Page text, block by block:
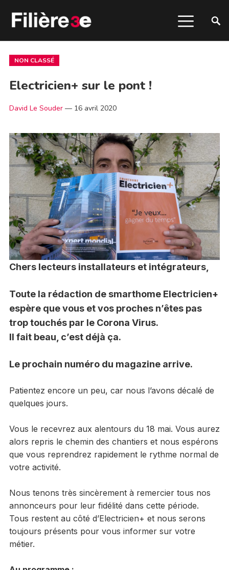
NON CLASSÉ
Electricien+ sur le pont !
David Le Souder— 16 avril 2020
Chers lecteurs installateurs et intégrateurs,
Toute la rédaction de smarthome Electricien+
espère que vous et vos proches n’êtes pas
trop touchés par le Corona Virus.
Il fait beau, c’est déjà ça.
Le prochain numéro du magazine arrive.
Patientez encore un peu, car nous l’avons décalé de
quelques jours.
Vous le recevrez aux alentours du 18 mai. Vous aurez
alors repris le chemin des chantiers et nous espérons
que vous reprendrez rapidement le rythme normal de
votre activité.
Nous tenons très sincèrement à remercier tous nos
annonceurs pour leur fidélité dans cette période.
Tous restent au côté d’Electricien+ et nous serons
toujours présents pour vous informer sur votre
métier.